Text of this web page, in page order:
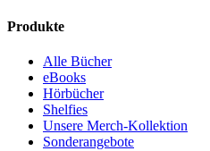
Produkte
Alle Bücher
eBooks
Hörbücher
Shelfies
Unsere Merch-Kollektion
Sonderangebote